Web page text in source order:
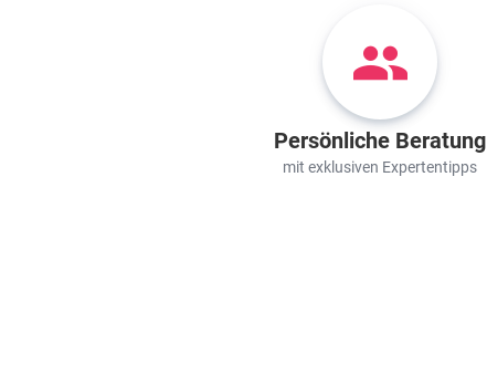
Persönliche Beratung
mit exklusiven Expertentipps